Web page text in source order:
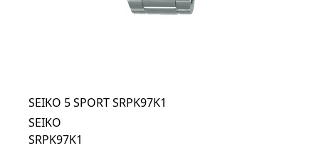
SEIKO 5 SPORT SRPK97K1
SEIKO
SRPK97K1